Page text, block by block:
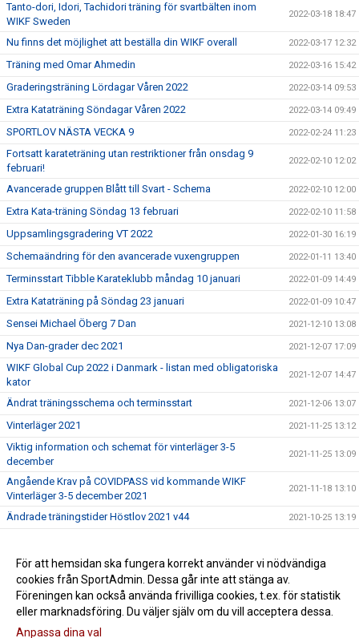
Tanto-dori, Idori, Tachidori träning för svartbälten inom
WIKF Sweden
2022-03-18 18:47
Nu finns det möjlighet att beställa din WIKF overall 2022-03-17 12:32
Träning med Omar Ahmedin 2022-03-16 15:42
Graderingsträning Lördagar Våren 2022 2022-03-14 09:53
Extra Kataträning Söndagar Våren 2022 2022-03-14 09:49
SPORTLOV NÄSTA VECKA 9 2022-02-24 11:23
Fortsatt karateträning utan restriktioner från onsdag 9
februari!
2022-02-10 12:02
Avancerade gruppen Blått till Svart - Schema 2022-02-10 12:00
Extra Kata-träning Söndag 13 februari 2022-02-10 11:58
Uppsamlingsgradering VT 2022 2022-01-30 16:19
Schemaändring för den avancerade vuxengruppen 2022-01-11 13:40
Terminsstart Tibble Karateklubb måndag 10 januari 2022-01-09 14:49
Extra Kataträning på Söndag 23 januari 2022-01-09 10:47
Sensei Michael Öberg 7 Dan 2021-12-10 13:08
Nya Dan-grader dec 2021 2021-12-07 17:09
WIKF Global Cup 2022 i Danmark - listan med obligatoriska
kator
2021-12-07 14:47
Ändrat träningsschema och terminsstart 2021-12-06 13:07
Vinterläger 2021 2021-11-25 13:12
Viktig information och schemat för vinterläger 3-5
december
2021-11-25 13:09
Angående Krav på COVIDPASS vid kommande WIKF
Vinterläger 3-5 december 2021
2021-11-18 13:10
Ändrade träningstider Höstlov 2021 v44 2021-10-25 13:19
Välkomna till vår nya hemsida ! 2021-09-28 10:02
Graderingsträningar för vuxna höstterminen 2021 2021-08-22 13:20
För att hemsidan ska fungera korrekt använder vi nödvändiga
cookies från SportAdmin. Dessa går inte att stänga av.
Föreningen kan också använda frivilliga cookies, t.ex. för statistik
eller marknadsföring. Du väljer själv om du vill acceptera dessa.
Anpassa dina val